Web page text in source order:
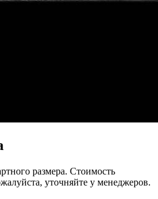
размера. Стоимость
уточняйте у менеджеров.